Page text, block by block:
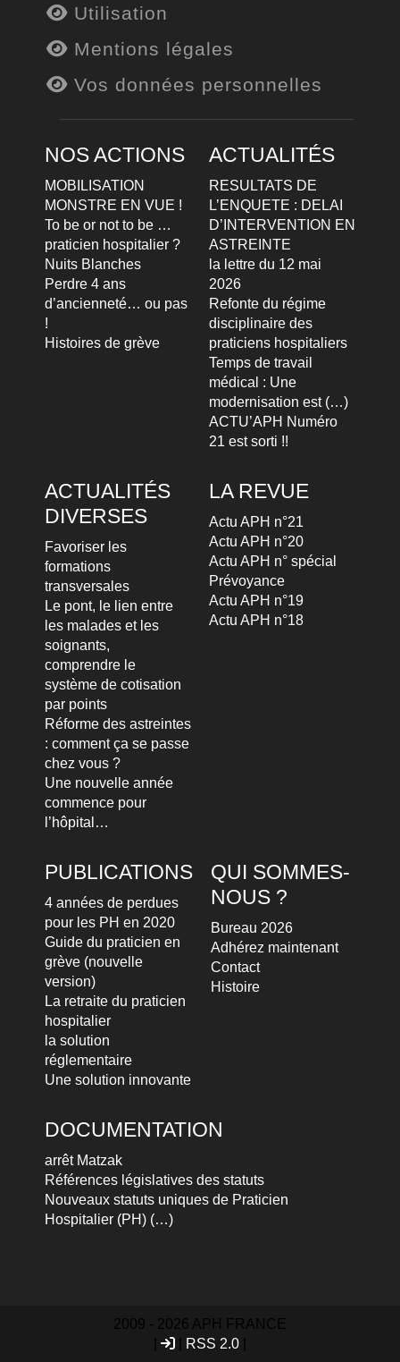
Utilisation
Mentions légales
Vos données personnelles
NOS ACTIONS
MOBILISATION
MONSTRE EN VUE !
To be or not to be …
praticien hospitalier ?
Nuits Blanches
Perdre 4 ans
d’ancienneté… ou pas
!
Histoires de grève
ACTUALITÉS
RESULTATS DE
L’ENQUETE : DELAI
D’INTERVENTION EN
ASTREINTE
la lettre du 12 mai
2026
Refonte du régime
disciplinaire des
praticiens hospitaliers
Temps de travail
médical : Une
modernisation est (…)
ACTU’APH Numéro
21 est sorti !!
ACTUALITÉS
DIVERSES
Favoriser les
formations
transversales
Le pont, le lien entre
les malades et les
soignants,
comprendre le
système de cotisation
par points
Réforme des astreintes
: comment ça se passe
chez vous ?
Une nouvelle année
commence pour
l’hôpital…
LA REVUE
Actu APH n°21
Actu APH n°20
Actu APH n° spécial
Prévoyance
Actu APH n°19
Actu APH n°18
PUBLICATIONS
4 années de perdues
pour les PH en 2020
Guide du praticien en
grève (nouvelle
version)
La retraite du praticien
hospitalier
la solution
réglementaire
Une solution innovante
QUI SOMMES-
NOUS ?
Bureau 2026
Adhérez maintenant
Contact
Histoire
DOCUMENTATION
arrêt Matzak
Références législatives des statuts
Nouveaux statuts uniques de Praticien
Hospitalier (PH) (…)
2009 - 2026 APH FRANCE
RSS 2.0